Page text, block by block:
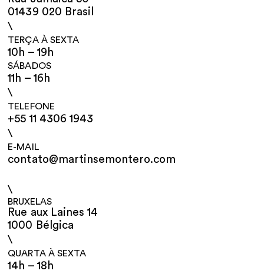
01439 020 Brasil
\
TERÇA À SEXTA
10h – 19h
SÁBADOS
11h – 16h
\
TELEFONE
+55 11 4306 1943
\
E-MAIL
contato@martinsemontero.com
\
BRUXELAS
Rue aux Laines 14
1000 Bélgica
\
QUARTA À SEXTA
14h – 18h